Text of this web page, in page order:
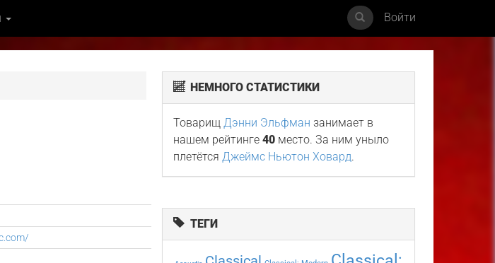
Войти
НЕМНОГО СТАТИСТИКИ
ТоварищДэнни Эльфман занимает в
нашем рейтинге40 место. За ним уныло
плетётсяДжеймс Ньютон Ховард.
ТЕГИ